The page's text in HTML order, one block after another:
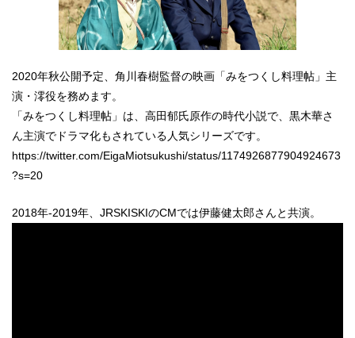
2020年秋公開予定、角川春樹監督の映画「みをつくし料理帖」主
演・澪役を務めます。
「みをつくし料理帖」は、高田郁氏原作の時代小説で、黒木華さ
ん主演でドラマ化もされている人気シリーズです。
https://twitter.com/EigaMiotsukushi/status/1174926877904924673
?s=20
2018年-2019年、JRSKISKIのCMでは伊藤健太郎さんと共演。